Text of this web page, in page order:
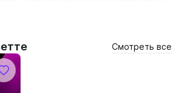
Смотреть все